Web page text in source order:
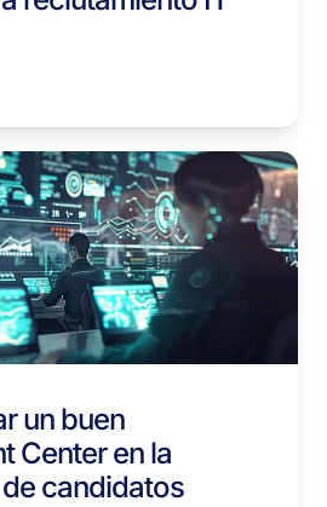
un buen
Center en la
candidatos